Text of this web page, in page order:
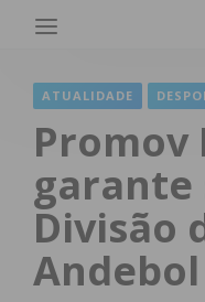
ATUALIDADE
Promov
garante
Divisão